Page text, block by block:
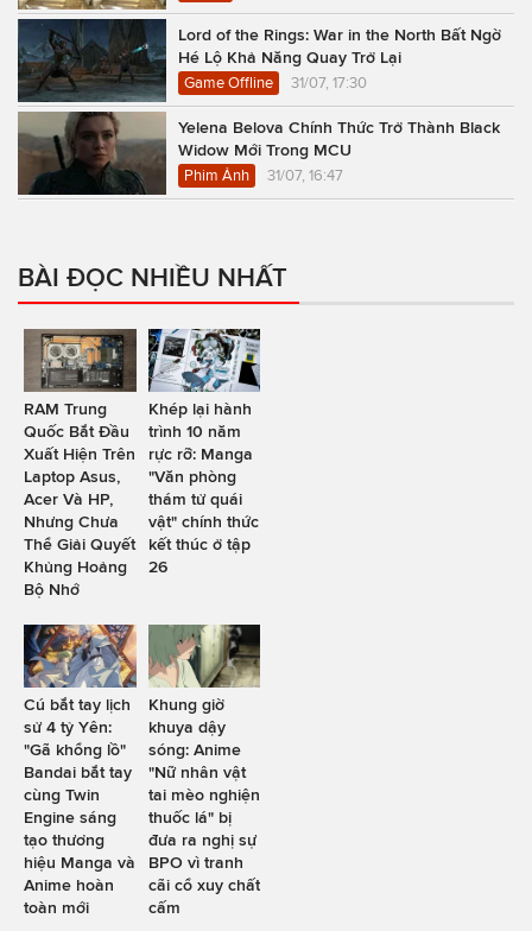
Lord of the Rings: War in the North Bất Ngờ
Hé Lộ Khả Năng Quay Trở Lại
Game Offline 31/07, 17:30
Yelena Belova Chính Thức Trở Thành Black
Widow Mới Trong MCU
Phim Ảnh 31/07, 16:47
BÀI ĐỌC NHIỀU NHẤT
RAM Trung
Quốc Bắt Đầu
Xuất Hiện Trên
Laptop Asus,
Acer Và HP,
Nhưng Chưa
Thể Giải Quyết
Khủng Hoảng
Bộ Nhớ
Khép lại hành
trình 10 năm
rực rỡ: Manga
"Văn phòng
thám tử quái
vật" chính thức
kết thúc ở tập
26
Cú bắt tay lịch
sử 4 tỷ Yên:
"Gã khổng lồ"
Bandai bắt tay
cùng Twin
Engine sáng
tạo thương
hiệu Manga và
Anime hoàn
toàn mới
Khung giờ
khuya dậy
sóng: Anime
"Nữ nhân vật
tai mèo nghiện
thuốc lá" bị
đưa ra nghị sự
BPO vì tranh
cãi cổ xuy chất
cấm